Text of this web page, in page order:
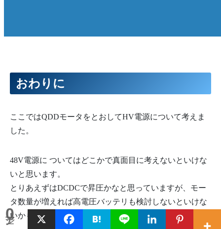
おわりに
ここではQDDモータをとおしてHV電源について考えま
した。
48V電源に ついてはどこかで真面目に考えないといけな
いと思います。
とりあえずはDCDCで昇圧かなと思っていますが、モー
タ数量が増えれば高電圧バッテリも検討しないといけな
いかもしれません。
0
シェア